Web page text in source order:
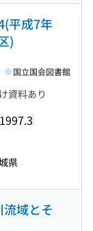
平成7年
)
資料あり
1997.3
国立国会図書館
県
域とそ